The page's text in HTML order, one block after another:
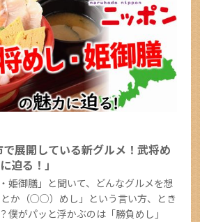
展開している新グルメ！武将め
迫る！」
姫御膳」と聞いて、どんなグルメを想
か（○○）めし」という言い方、とき
僕がパッと浮かぶのは「勝負めし」